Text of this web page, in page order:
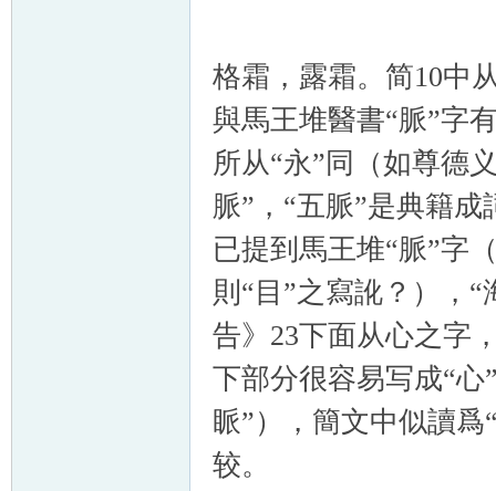
格霜，露霜。简10中
與馬王堆醫書“脈”字
所从“永”同（如尊德
脈”，“五脈”是典籍
已提到馬王堆“脈”字
則“目”之寫訛？），
告》23下面从心之字
下部分很容易写成“心
眽”），簡文中似讀爲
较。